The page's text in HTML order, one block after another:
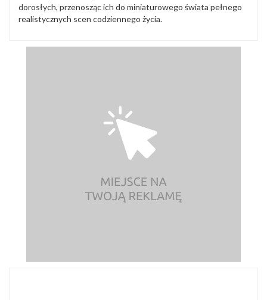
dorosłych, przenosząc ich do miniaturowego świata pełnego
realistycznych scen codziennego życia.